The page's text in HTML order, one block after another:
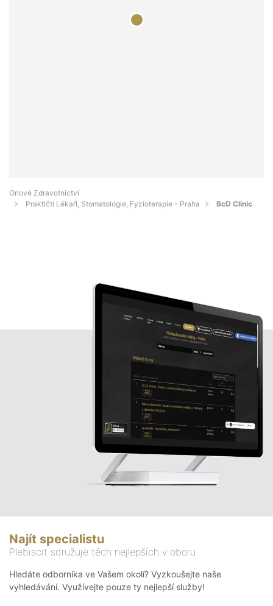
Orlové Zdravotnictví
Praktičtí Lékaři, Stomatologie, Fyzioterapie - Praha
BcD Clinic
Najít specialistu
Plebiscit sdružuje těch nejlepších v oboru
Hledáte odborníka ve Vašem okolí? Vyzkoušejte naše
vyhledávání. Využívejte pouze ty nejlepší služby!